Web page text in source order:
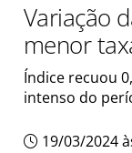
Variação
menor
Índice recuou
intenso do
19/03/2024